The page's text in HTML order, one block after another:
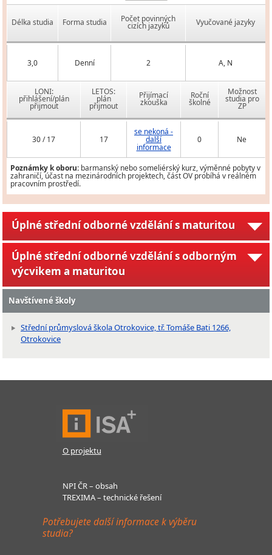
Délka studia Forma studia Počet povinných
cizích jazyků Vyučované jazyky
3,0 Denní 2 A, N
LONI:
přihlášení/plán
přijmout
LETOS:
plán
přijmout
Přijímací
zkouška
Roční
školné
Možnost
studia pro
ZP
30 / 17 17
se nekoná -
další
informace
0 Ne
Poznámky k oboru: barmanský nebo someliérský kurz, výměnné pobyty v
zahraničí, účast na mezinárodních projektech, část OV probíhá v reálném
pracovním prostředí.
Úplné střední odborné vzdělání s maturitou
Úplné střední odborné vzdělání s odborným
výcvikem a maturitou
Navštívené školy
Střední průmyslová škola Otrokovice, tř. Tomáše Bati 1266,
Otrokovice
O projektu
NPI ČR – obsah
TREXIMA – technické řešení
Potřebujete další informace k výběru
studia?